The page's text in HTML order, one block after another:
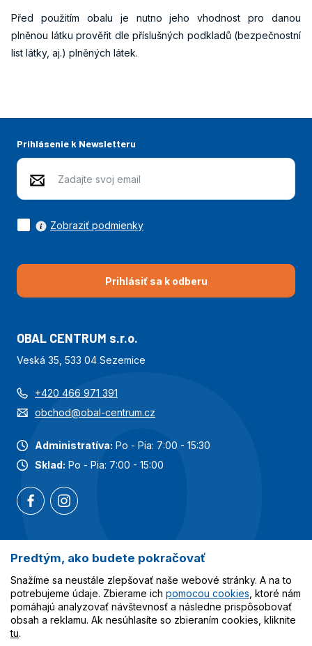
Před použitím obalu je nutno jeho vhodnost pro danou
plněnou látku prověřit dle příslušných podkladů (bezpečnostní
list látky, aj.) plněných látek.
Prihlásenie k Newsletteru
Prihlásiť sa k odberu
Zobraziť podmienky
OBAL CENTRUM s.r.o.
Veská 35, 533 04 Sezemice
+420 466 971 391
obchod@obal-centrum.cz
Administratíva: Po - Pia: 7:00 - 15:30
Sklad: Po - Pia: 7:00 - 15:00
Najobľúbenejšie kategórie
Služby
Všetko o nákupe
Predtým, ako budete pokračovať
Snažíme sa neustále zlepšovať naše webové stránky. A na to
potrebujeme údaje. Zbierame ich pomocou cookies , ktoré nám
pomáhajú analyzovať návštevnosť a následne prispôsobovať
obsah a reklamu. Ak nesúhlasíte so zbieraním cookies, kliknite
tu.